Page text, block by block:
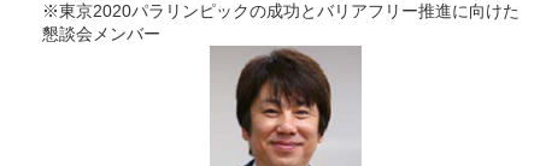
※東京2020パラリンピックの成功とバリアフリー推進に向けた
懇談会メンバー